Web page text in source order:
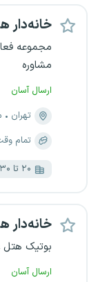
خانه‌دار
مجموعه
مشاوره
ارسال آسان
تهران
تمام
۲۰ تا ۳۰ میلیون تومان
خانه‌دار
بوتیک هتل
ارسال آسان